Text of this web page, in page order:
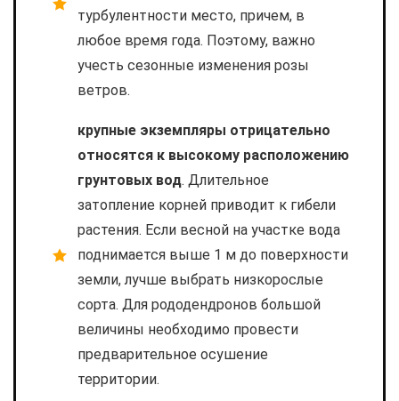
турбулентности место, причем, в
любое время года. Поэтому, важно
учесть сезонные изменения розы
ветров.
крупные экземпляры отрицательно
относятся к высокому расположению
грунтовых вод. Длительное
затопление корней приводит к гибели
растения. Если весной на участке вода
поднимается выше 1 м до поверхности
земли, лучше выбрать низкорослые
сорта. Для рододендронов большой
величины необходимо провести
предварительное осушение
территории.